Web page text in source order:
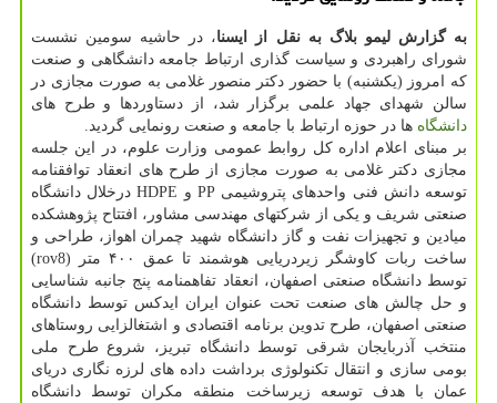
به گزارش لیمو بلاگ به نقل از ایسنا، در حاشیه سومین نشست
شورای راهبردی و سیاست گذاری ارتباط جامعه دانشگاهی و صنعت
که امروز (یکشنبه) با حضور دکتر منصور غلامی به صورت مجازی در
سالن شهدای جهاد علمی برگزار شد، از دستاوردها و طرح های
دانشگاه ها در حوزه ارتباط با جامعه و صنعت رونمایی گردید.
بر مبنای اعلام اداره کل روابط عمومی وزارت علوم، در این جلسه
مجازی دکتر غلامی به صورت مجازی از طرح های انعقاد توافقنامه
توسعه دانش فنی واحدهای پتروشیمی PP و HDPE درخلال دانشگاه
صنعتی شریف و یکی از شرکتهای مهندسی مشاور، افتتاح پژوهشکده
میادین و تجهیزات نفت و گاز دانشگاه شهید چمران اهواز، طراحی و
ساخت ربات کاوشگر زیردریایی هوشمند تا عمق ۴۰۰ متر (rov8)
توسط دانشگاه صنعتی اصفهان، انعقاد تفاهمنامه پنج جانبه شناسایی
و حل چالش های صنعت تحت عنوان ایران ایدکس توسط دانشگاه
صنعتی اصفهان، طرح تدوین برنامه اقتصادی و اشتغالزایی روستاهای
منتخب آذربایجان شرقی توسط دانشگاه تبریز، شروع طرح ملی
بومی سازی و انتقال تکنولوژی برداشت داده های لرزه نگاری دریای
عمان با هدف توسعه زیرساخت منطقه مکران توسط دانشگاه